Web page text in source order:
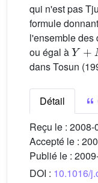
qui n'est pas
formule
l'ensemble des
ou égal à
Y+N
dans Tosun
Détail
Reçu le : 2008-
Accepté le :
Publié le :
DOI : 10.1016/